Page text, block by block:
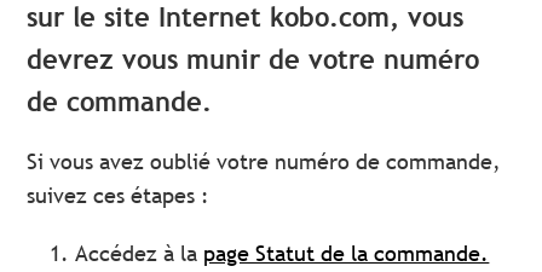
sur le site Internet kobo.com, vous
devrez vous munir de votre numéro
de commande.
Si vous avez oublié votre numéro de commande,
suivez ces étapes :
Accédez à la page Statut de la commande.